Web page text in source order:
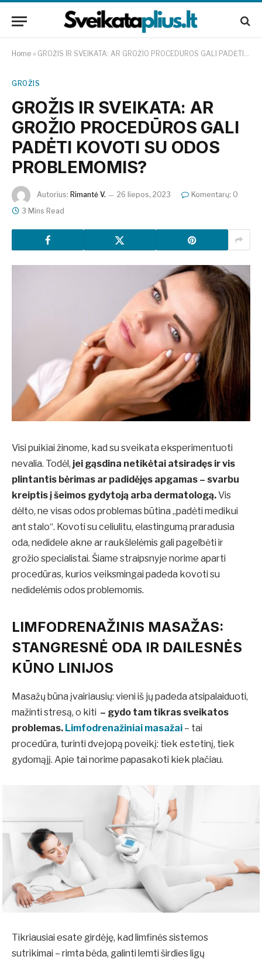
Home » GROŽIS IR SVEIKATA: AR GROŽIO PROCEDŪROS GALI PADĖTI KOVOTI SU ODOS PROBLEMOMIS?
GROŽIS
GROŽIS IR SVEIKATA: AR
GROŽIO PROCEDŪROS GALI
PADĖTI KOVOTI SU ODOS
PROBLEMOMIS?
Autorius: Rimantė V. 26 liepos, 2023
Komentarų: 0
3 Mins Read
Visi puikiai žinome, kad su sveikata eksperimentuoti
nevalia. Todėl, jei gąsdina netikėtai atsiradęs ir vis
plintantis bėrimas ar padidėjęs apgamas – svarbu
kreiptis į šeimos gydytoją arba dermatologą.Vis
dėlto, ne visas odos problemas būtina „padėti medikui
ant stalo“. Kovoti su celiulitu, elastingumą praradusia
oda, nedidele akne ar raukšlelėmis gali pagelbėti ir
grožio specialistai. Šiame straipsnyje norime aparti
procedūras, kurios veiksmingai padeda kovoti su
nedidelėmis odos problemomis.
LIMFODRENAŽINIS MASAŽAS:
STANGRESNĖ ODA IR DAILESNĖS
KŪNO LINIJOS
Masažų būna įvairiausių: vieni iš jų padeda atsipalaiduoti,
mažinti stresą, o kiti – gydo tam tikras sveikatos
problemas. Limfodrenažiniai masažai – tai
procedūra, turinti dvejopą poveikį: tiek estetinį, tiek
gydomąjį. Apie tai norime papasakoti kiek plačiau.
Tikriausiai esate girdėję, kad limfinės sistemos
sutrikimai – rimta bėda, galinti lemti širdies ligų